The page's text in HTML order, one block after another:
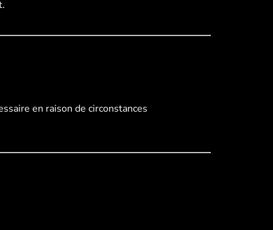
en raison de circonstances